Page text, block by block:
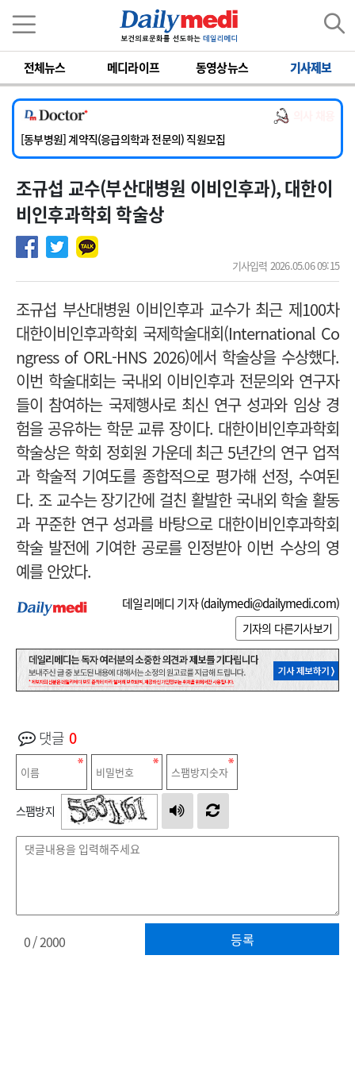
전체뉴스 메디라이프 동영상뉴스 기사제보
[서울아산병원] 2026년 하반기 인턴 모집
[영남대학교의료원] 마취통증의학과 임기제 임상의사 채용
[충남대학교병원] 소아청소년과(소아응급전담) 계약직 의사 공개채용
[동부병원] 계약직(응급의학과 전문의) 직원모집
[이대목동병원] 하반기 전공의(레지던트1년차) 모집
[서울아산병원] 2026년 하반기 인턴 모집
[영남대학교의료원] 마취통증의학과 임기제 임상의사 채용
조규섭 교수(부산대병원 이비인후과), 대한이
비인후과학회 학술상
기사입력 2026.05.06 09:15
조규섭 부산대병원 이비인후과 교수가 최근 제100차
대한이비인후과학회 국제학술대회(International Co
ngress of ORL-HNS 2026)에서 학술상을 수상했다.
이번 학술대회는 국내외 이비인후과 전문의와 연구자
들이 참여하는 국제행사로 최신 연구 성과와 임상 경
험을 공유하는 학문 교류 장이다. 대한이비인후과학회
학술상은 학회 정회원 가운데 최근 5년간의 연구 업적
과 학술적 기여도를 종합적으로 평가해 선정, 수여된
다. 조 교수는 장기간에 걸친 활발한 국내외 학술 활동
과 꾸준한 연구 성과를 바탕으로 대한이비인후과학회
학술 발전에 기여한 공로를 인정받아 이번 수상의 영
예를 안았다.
데일리메디 기자 (dailymedi@dailymedi.com)
기자의 다른기사보기
댓글 0
스팸방지
등록
0/ 2000